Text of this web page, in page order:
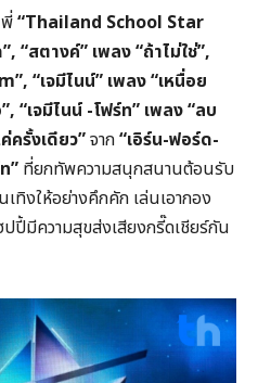
“Thailand School Star
“สตางค์” เพลง “ถ้าไม่ใช่”,
“เจมีไนน์” เพลง “เหนื่อย
“เจมีไนน์ -โฟร์ท” เพลง “ลบ
ครั้งเดียว”จาก“เอิร์น-ฟอร์ด-
” ที่ยกทัพความสนุกสนานต้อนรับ
ทิงให้อย่างคึกคัก เล่นเอากอง
ปี้มีความสุขส่งเสียงกรี๊ดเชียร์กัน